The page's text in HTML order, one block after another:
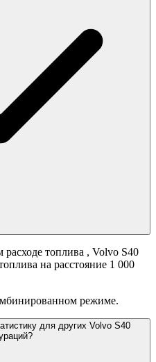
топлива , Volvo S40
на расстояние 1 000
режиме.
для других Volvo S40